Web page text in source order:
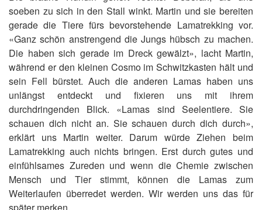
soeben zu sich in den Stall winkt. Martin und sie bereiten
gerade die Tiere fürs bevorstehende Lamatrekking vor.
«Ganz schön anstrengend die Jungs hübsch zu machen.
Die haben sich gerade im Dreck gewälzt», lacht Martin,
während er den kleinen Cosmo im Schwitzkasten hält und
sein Fell bürstet. Auch die anderen Lamas haben uns
unlängst entdeckt und fixieren uns mit ihrem
durchdringenden Blick. «Lamas sind Seelentiere. Sie
schauen dich nicht an. Sie schauen durch dich durch»,
erklärt uns Martin weiter. Darum würde Ziehen beim
Lamatrekking auch nichts bringen. Erst durch gutes und
einfühlsames Zureden und wenn die Chemie zwischen
Mensch und Tier stimmt, können die Lamas zum
Weiterlaufen überredet werden. Wir werden uns das für